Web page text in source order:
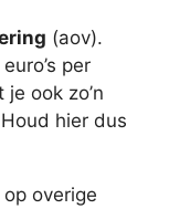
(aov).
per
ook zo’n
hier dus
overige